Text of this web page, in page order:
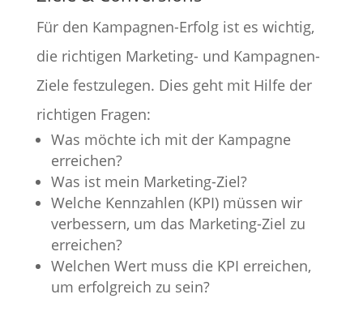
Für den Kampagnen-Erfolg ist es wichtig,
die richtigen Marketing- und Kampagnen-
Ziele festzulegen. Dies geht mit Hilfe der
richtigen Fragen:
Was möchte ich mit der Kampagne
erreichen?
Was ist mein Marketing-Ziel?
Welche Kennzahlen (KPI) müssen wir
verbessern, um das Marketing-Ziel zu
erreichen?
Welchen Wert muss die KPI erreichen,
um erfolgreich zu sein?